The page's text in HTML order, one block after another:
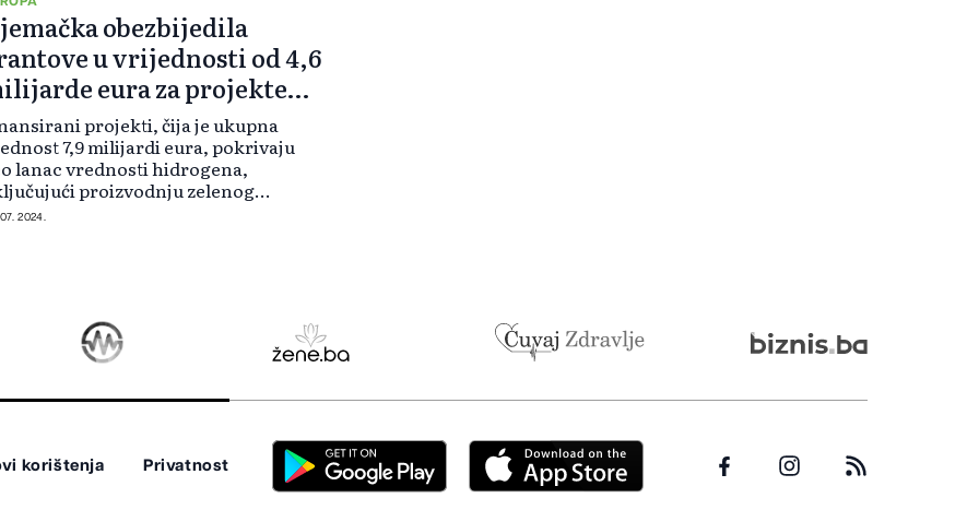
obezbijedila
u vrijednosti od 4,6
eura za projekte
projekti, čija je ukupna
7,9 milijardi eura, pokrivaju
lanac vrednosti hidrogena,
proizvodnju zelenog
u elektrolizerima kapciteta
2024.
korištenja Privatnost